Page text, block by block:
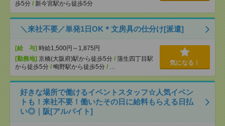
歩5分 / 新今宮駅から徒歩5分
＼来社不要／単発1日OK＊文房具の仕分け[派遣]
[給 与] 時給1,500円～1,875円
[勤務地] 京橋(大阪府)駅から徒歩5分 / 蒲生四丁目駅
から徒歩5分 / 鴫野駅から徒歩5分 / …
気になる！
好きな場所で働けるイベントスタッフ☆人気イベン
トも！来社不要！働いたその日に給料もらえる日払
い◎｜阪[アルバイト]